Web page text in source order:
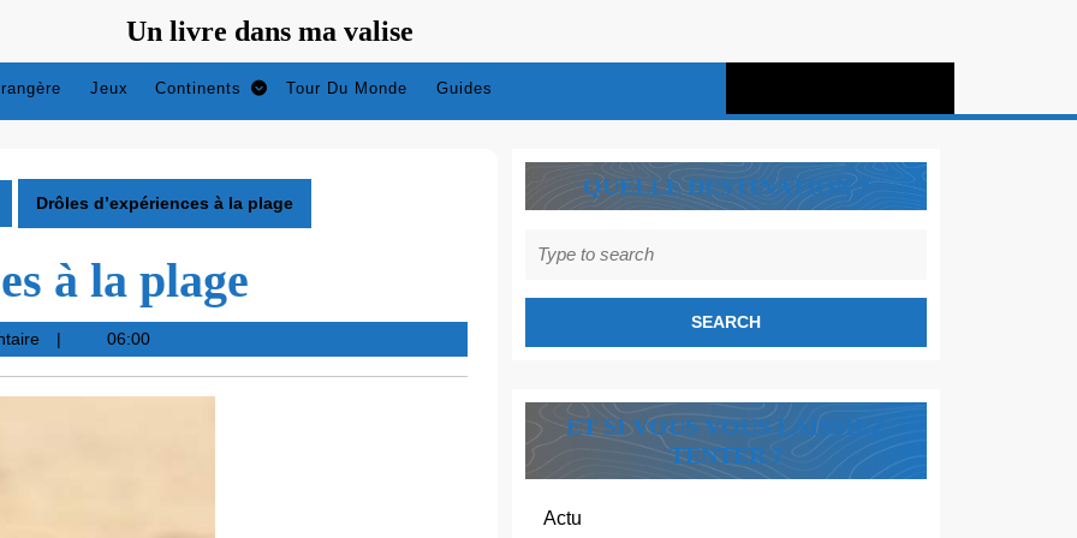
Un livre dans ma valise
Jeux Continents Tour Du Monde Guides
Drôles d’expériences à la plage
à la plage
06:00
QUELLE DESTINATION ?
for:
ET SI VOUS VOUS LAISSIEZ
TENTER ?
Actu